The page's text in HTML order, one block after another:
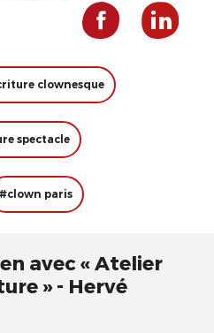
clownesque
spectacle
#clown paris
avec « Atelier
» - Hervé